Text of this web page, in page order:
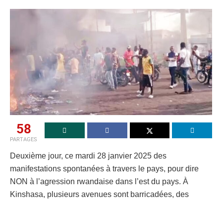
58
PARTAGES
Deuxième jour, ce mardi 28 janvier 2025 des
manifestations spontanées à travers le pays, pour dire
NON à l’agression rwandaise dans l’est du pays. À
Kinshasa, plusieurs avenues sont barricadées, des